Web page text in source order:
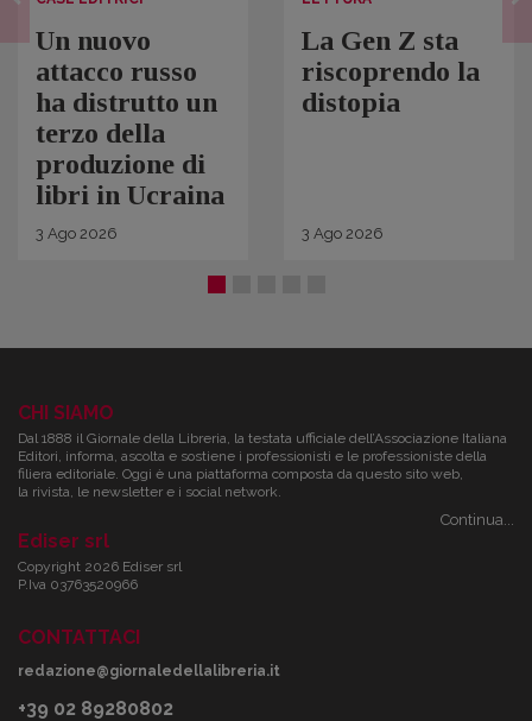
Un nuovo
attacco russo
ha distrutto un
terzo della
produzione di
libri in Ucraina
3 Ago 2026
La Gen Z sta
riscoprendo la
distopia
3 Ago 2026
CHI SIAMO
Dal 1888 il Giornale della Libreria, la testata ufficiale dell’Associazione Italiana
Editori, informa, ascolta e sostiene i professionisti e le professioniste della
filiera editoriale. Oggi è una piattaforma composta da questo sito web,
la rivista, le newsletter e i social network.
Continua...
Ediser srl
Copyright 2026 Ediser srl
P.Iva 03763520966
CONTATTACI
redazione@giornaledellalibreria.it
+39 02 89280802